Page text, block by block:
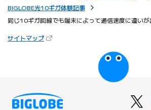
BIGLOBE光10ギガ体験記事
同じ10ギガ回線でも端末によって通信速度に違い
サイトマップ（新しいタブで開きます）